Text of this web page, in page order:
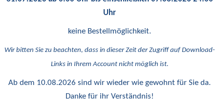
Uhr
keine Bestellmöglichkeit.
Wir bitten Sie zu beachten, dass in dieser Zeit der Zugriff auf Download-
Links in Ihrem Account nicht möglich ist.
Ab dem 10.08.2026 sind wir wieder wie gewohnt für Sie da.
Danke für ihr Verständnis!